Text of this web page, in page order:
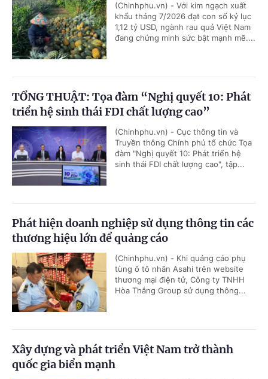
(Chinhphu.vn) - Với kim ngạch xuất
khẩu tháng 7/2026 đạt con số kỷ lục
1,12 tỷ USD, ngành rau quả Việt Nam
đang chứng minh sức bật mạnh mẽ....
TỔNG THUẬT: Tọa đàm “Nghị quyết 10: Phát
triển hệ sinh thái FDI chất lượng cao”
(Chinhphu.vn) - Cục thông tin và
Truyền thông Chính phủ tổ chức Tọa
đàm "Nghị quyết 10: Phát triển hệ
sinh thái FDI chất lượng cao", tập...
Phát hiện doanh nghiệp sử dụng thông tin các
thương hiệu lớn để quảng cáo
(Chinhphu.vn) - Khi quảng cáo phụ
tùng ô tô nhãn Asahi trên website
thương mại điện tử, Công ty TNHH
Hòa Thắng Group sử dụng thông...
Xây dựng và phát triển Việt Nam trở thành
quốc gia biển mạnh